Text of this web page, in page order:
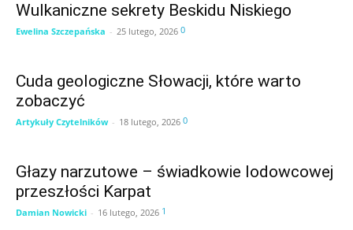
Wulkaniczne sekrety Beskidu Niskiego
Ewelina Szczepańska - 25 lutego, 2026 0
Cuda geologiczne Słowacji, które warto
zobaczyć
Artykuły Czytelników - 18 lutego, 2026 0
Głazy narzutowe – świadkowie lodowcowej
przeszłości Karpat
Damian Nowicki - 16 lutego, 2026 1